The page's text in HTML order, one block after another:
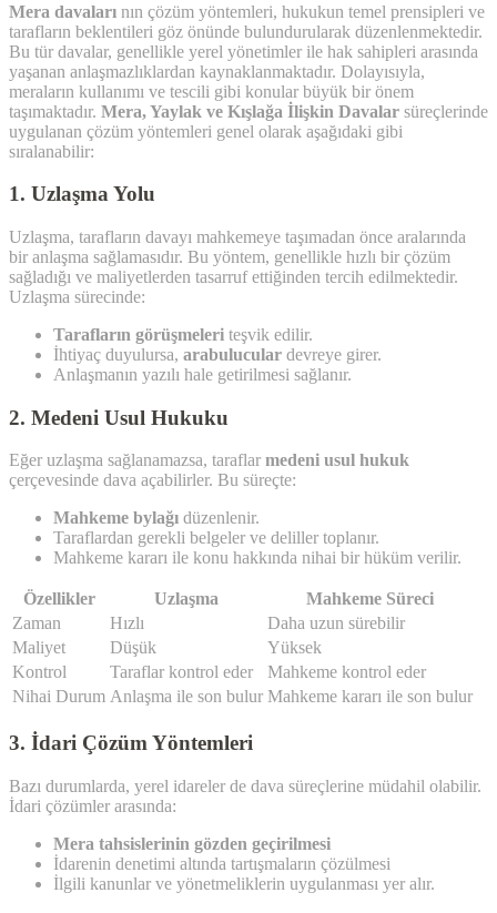
Mera davaları nın çözüm yöntemleri, hukukun temel prensipleri ve
tarafların beklentileri göz önünde bulundurularak düzenlenmektedir.
Bu tür davalar, genellikle yerel yönetimler ile hak sahipleri arasında
yaşanan anlaşmazlıklardan kaynaklanmaktadır. Dolayısıyla,
meraların kullanımı ve tescili gibi konular büyük bir önem
taşımaktadır. Mera, Yaylak ve Kışlağa İlişkin Davalar süreçlerinde
uygulanan çözüm yöntemleri genel olarak aşağıdaki gibi
sıralanabilir:
1. Uzlaşma Yolu
Uzlaşma, tarafların davayı mahkemeye taşımadan önce aralarında
bir anlaşma sağlamasıdır. Bu yöntem, genellikle hızlı bir çözüm
sağladığı ve maliyetlerden tasarruf ettiğinden tercih edilmektedir.
Uzlaşma sürecinde:
Tarafların görüşmeleri teşvik edilir.
İhtiyaç duyulursa, arabulucular devreye girer.
Anlaşmanın yazılı hale getirilmesi sağlanır.
2. Medeni Usul Hukuku
Eğer uzlaşma sağlanamazsa, taraflar medeni usul hukuk
çerçevesinde dava açabilirler. Bu süreçte:
Mahkeme bylağı düzenlenir.
Taraflardan gerekli belgeler ve deliller toplanır.
Mahkeme kararı ile konu hakkında nihai bir hüküm verilir.
Özellikler Uzlaşma
Mahkeme Süreci
Zaman
Hızlı
Daha uzun sürebilir
Maliyet
Düşük
Yüksek
Kontrol
Taraflar kontrol eder
Mahkeme kontrol eder
Nihai Durum Anlaşma ile son bulur Mahkeme kararı ile son bulur
3. İdari Çözüm Yöntemleri
Bazı durumlarda, yerel idareler de dava süreçlerine müdahil olabilir.
İdari çözümler arasında:
Mera tahsislerinin gözden geçirilmesi
İdarenin denetimi altında tartışmaların çözülmesi
İlgili kanunlar ve yönetmeliklerin uygulanması yer alır.